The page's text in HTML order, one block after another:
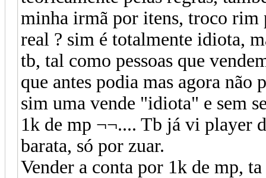
minha irmã por itens, troco rim
real ? sim é totalmente idiota,
tb, tal como pessoas que
que antes podia mas agora
sim uma vende "idiota" e sem
1k de mp ¬¬.... Tb já vi player
barata, só por zuar.
Vender a conta por 1k de mp,